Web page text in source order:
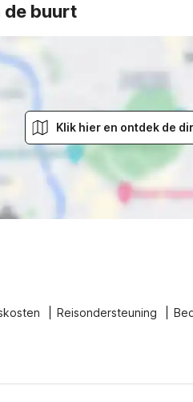
de buurt
Klik hier en ontdek de
Reisondersteuning